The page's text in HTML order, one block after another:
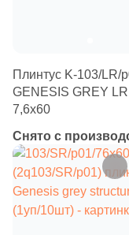
Плинтус K-103/LR/
GENESIS GREY LR
7,6х60
Снято с